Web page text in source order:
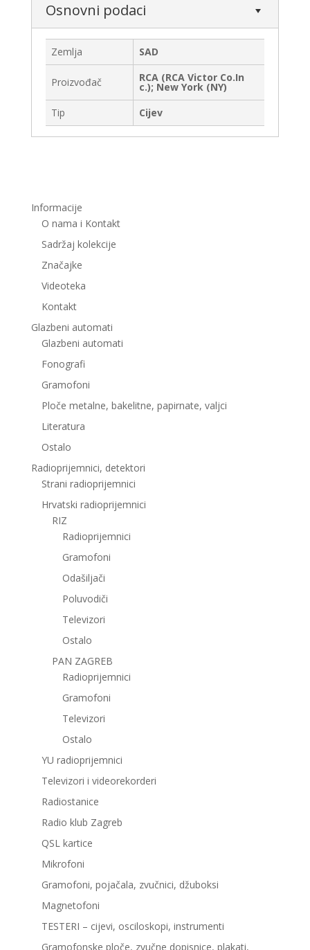
Osnovni podaci
Zemlja SAD
Proizvođač RCA (RCA Victor Co.In
c.); New York (NY)
Tip
Cijev
Informacije
O nama i Kontakt
Sadržaj kolekcije
Značajke
Videoteka
Kontakt
Glazbeni automati
Glazbeni automati
Fonografi
Gramofoni
Ploče metalne, bakelitne, papirnate, valjci
Literatura
Ostalo
Radioprijemnici, detektori
Strani radioprijemnici
Hrvatski radioprijemnici
RIZ
Radioprijemnici
Gramofoni
Odašiljači
Poluvodiči
Televizori
Ostalo
PAN ZAGREB
Radioprijemnici
Gramofoni
Televizori
Ostalo
YU radioprijemnici
Televizori i videorekorderi
Radiostanice
Radio klub Zagreb
QSL kartice
Mikrofoni
Gramofoni, pojačala, zvučnici, džuboksi
Magnetofoni
TESTERI – cijevi, osciloskopi, instrumenti
Gramofonske ploče, zvučne dopisnice, plakati,